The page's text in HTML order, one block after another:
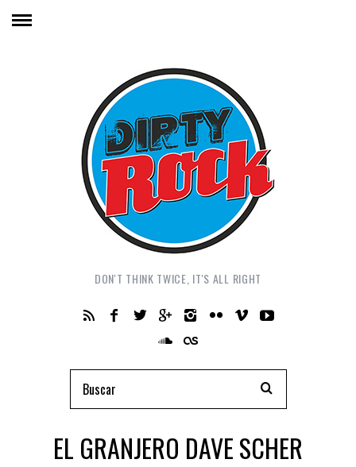
DON'T THINK TWICE, IT'S ALL RIGHT
EL GRANJERO DAVE SCHER